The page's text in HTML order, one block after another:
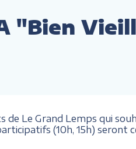
"Bien
Le Grand Lemps qui
(10h, 15h) seront